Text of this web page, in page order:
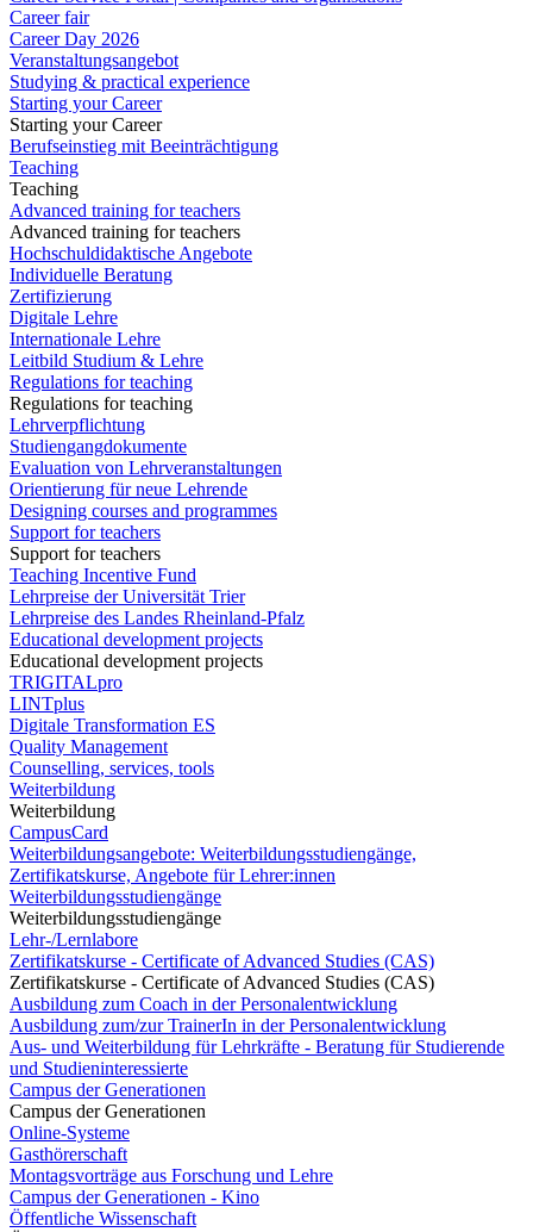
Career fair
Career Day 2026
Veranstaltungsangebot
Studying & practical experience
Starting your Career
Starting your Career
Berufseinstieg mit Beeinträchtigung
Teaching
Teaching
Advanced training for teachers
Advanced training for teachers
Hochschuldidaktische Angebote
Individuelle Beratung
Zertifizierung
Digitale Lehre
Internationale Lehre
Leitbild Studium & Lehre
Regulations for teaching
Regulations for teaching
Lehrverpflichtung
Studiengangdokumente
Evaluation von Lehrveranstaltungen
Orientierung für neue Lehrende
Designing courses and programmes
Support for teachers
Support for teachers
Teaching Incentive Fund
Lehrpreise der Universität Trier
Lehrpreise des Landes Rheinland-Pfalz
Educational development projects
Educational development projects
TRIGITALpro
LINTplus
Digitale Transformation ES
Quality Management
Counselling, services, tools
Weiterbildung
Weiterbildung
CampusCard
Weiterbildungsangebote: Weiterbildungsstudiengänge,
Zertifikatskurse, Angebote für Lehrer:innen
Weiterbildungsstudiengänge
Weiterbildungsstudiengänge
Lehr-/Lernlabore
Zertifikatskurse - Certificate of Advanced Studies (CAS)
Zertifikatskurse - Certificate of Advanced Studies (CAS)
Ausbildung zum Coach in der Personalentwicklung
Ausbildung zum/zur TrainerIn in der Personalentwicklung
Aus- und Weiterbildung für Lehrkräfte - Beratung für Studierende
und Studieninteressierte
Campus der Generationen
Campus der Generationen
Online-Systeme
Gasthörerschaft
Montagsvorträge aus Forschung und Lehre
Campus der Generationen - Kino
Öffentliche Wissenschaft